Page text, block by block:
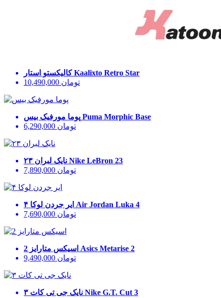
کالیکستو استار Kaalixto Retro Star
10,490,000 تومان
پوما مورفیک بیس Puma Morphic Base
6,290,000 تومان
نایک لبران ۲۳ Nike LeBron 23
7,890,000 تومان
ایر جردن لوکا ۴ Air Jordan Luka 4
7,690,000 تومان
اسیکس متارایز 2 Asics Metarise 2
9,490,000 تومان
نایک جی تی کات ۳ Nike G.T. Cut 3